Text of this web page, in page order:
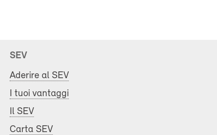
SEV
Aderire al SEV
I tuoi vantaggi
Il SEV
Carta SEV